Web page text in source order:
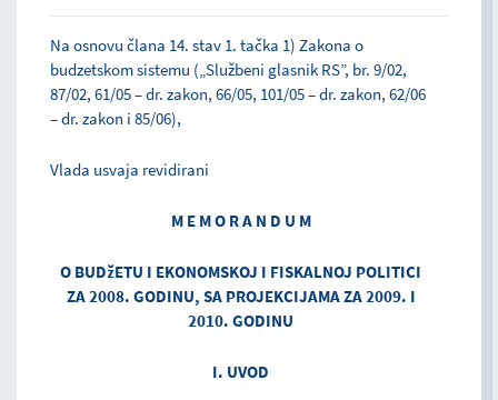
Na osnovu člana 14. stav 1. tačka 1) Zakona o
budzetskom sistemu („Službeni glasnik RS”, br. 9/02,
87/02, 61/05 – dr. zakon, 66/05, 101/05 – dr. zakon, 62/06
– dr. zakon i 85/06),
Vlada usvaja revidirani
M E M O R A N D U M
O BUDžETU I EKONOMSKOJ I FISKALNOJ POLITICI
ZA 2008. GODINU, SA PROJEKCIJAMA ZA 2009. I
2010. GODINU
I. UVOD